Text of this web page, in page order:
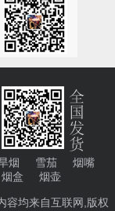
烟 雪茄
烟嘴
烟盒 烟壶
容均来自互联网,版权